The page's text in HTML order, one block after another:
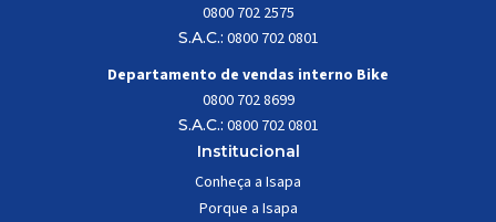
0800 702 2575
S.A.C.: 0800 702 0801
Departamento de vendas interno Bike
0800 702 8699
S.A.C.: 0800 702 0801
Institucional
Conheça a Isapa
Porque a Isapa